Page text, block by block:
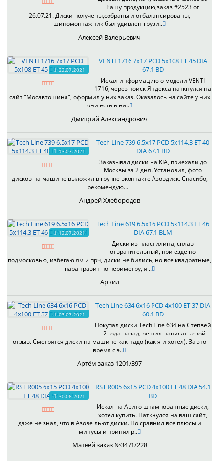
Вашу продукцию,заказ #2523 от
26.07.21. Диски получены,собраны и отбалансированы,
шиномонтажник был удивлен-грузи..
Алексей Валерьевич
22.07.2021
VENTI 1716 7x17 PCD 5x108 ET 45 DIA
67.1 BD
Искал информацию о модели VENTI
1716, через поиск Яндекса наткнулся на
сайт "Мосавтошина", оформил у них заказ. Оказалось на сайте у них
они есть в на..
Дмитрий Александрович
13.07.2021
Tech Line 739 6.5x17 PCD 5x114.3 ET 40
DIA 67.1 BD
Заказывал диски на KIA, приехали до
Москвы за 2 дня. Установил, фото
дисков на машине выложил в группе вконтакте Азовдиск. Спасибо,
рекомендую...
Андрей Хлебородов
12.07.2021
Tech Line 619 6.5x16 PCD 5x114.3 ET 46
DIA 67.1 BLM
Диски из пластилина, сплав
отвратительный, при езде по
подмосковью, избегаю ям и прч, диски не бились, но все квадратные,
пара травит по периметру, я ..
Арчил
03.07.2021
Tech Line 634 6x16 PCD 4x100 ET 37 DIA
60.1 BD
Покупал диски Tech Line 634 на Степвей
- 2 года назад, решил написать свой
отзыв. Смотрятся диски на машине как надо (как я и хотел). За это
время с э..
Артём заказ 1201/397
30.06.2021
RST R005 6x15 PCD 4x100 ET 48 DIA 54.1
BD
Искал на Авито штампованные диски,
хотел купить. Наткнулся на ваш сайт,
даже не знал, что в Азове льют диски. Но сравнил все плюсы и
минусы и принял р..
Матвей заказ №3471/228